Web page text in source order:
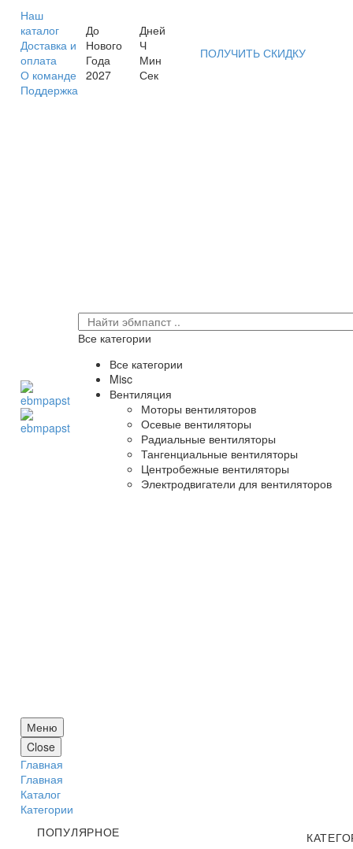
Наш
каталог
Доставка и
оплата
О команде
Поддержка
До
Нового
Года
2027
Дней
Ч
Мин
Сек
ПОЛУЧИТЬ СКИДКУ
Все категории
Все категории
Misc
Вентиляция
Моторы вентиляторов
Осевые вентиляторы
Радиальные вентиляторы
Тангенциальные вентиляторы
Центробежные вентиляторы
Электродвигатели для вентиляторов
Меню
Close
Главная
Главная
Каталог
Категории
ПОПУЛЯРНОЕ